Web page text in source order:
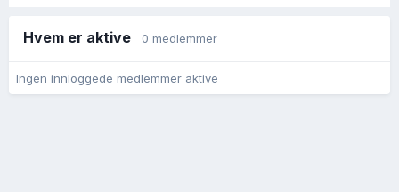
Hvem er aktive 0 medlemmer
Ingen innloggede medlemmer aktive